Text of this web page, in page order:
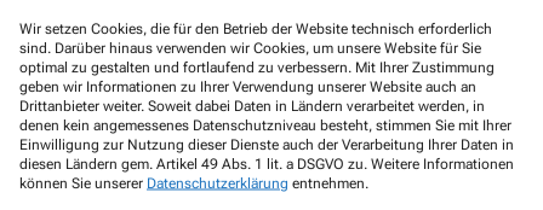
Wir setzen Cookies, die für den Betrieb der Website technisch erforderlich
sind. Darüber hinaus verwenden wir Cookies, um unsere Website für Sie
optimal zu gestalten und fortlaufend zu verbessern. Mit Ihrer Zustimmung
geben wir Informationen zu Ihrer Verwendung unserer Website auch an
Drittanbieter weiter. Soweit dabei Daten in Ländern verarbeitet werden, in
denen kein angemessenes Datenschutzniveau besteht, stimmen Sie mit Ihrer
Einwilligung zur Nutzung dieser Dienste auch der Verarbeitung Ihrer Daten in
diesen Ländern gem. Artikel 49 Abs. 1 lit. a DSGVO zu. Weitere Informationen
können Sie unserer Datenschutzerklärung entnehmen.
Recent Comments
A WordPress CommenterzuHello world!
Kontakt